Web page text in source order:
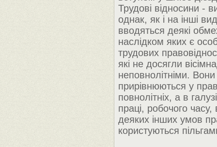
Трудові відносини -
однак, як і на інші
вводяться деякі
наслідком яких є
трудових
які не досягли
неповнолітніми. Вони
прирівнюються у
повнолітніх, а в
праці, робочого часу,
деяких інших умов
користуються